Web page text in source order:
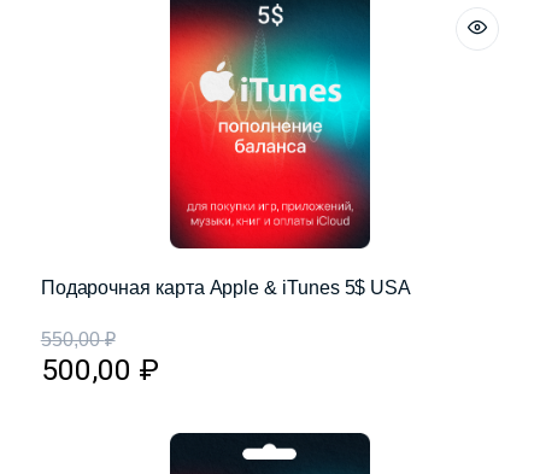
Подарочная карта Apple & iTunes 5$ USA
550,00₽
500,00 ₽